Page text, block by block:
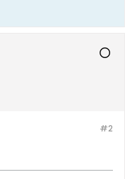
#2